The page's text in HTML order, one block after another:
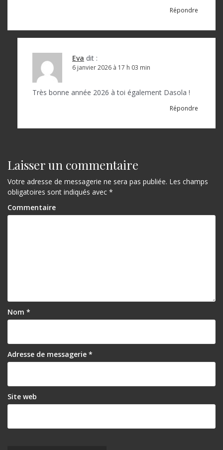
Répondre
Eva dit :
6 janvier 2026 à 17 h 03 min
Très bonne année 2026 à toi également Dasola !
Répondre
Laisser un commentaire
Votre adresse de messagerie ne sera pas publiée. Les champs
obligatoires sont indiqués avec *
Commentaire
Nom *
Adresse de messagerie *
Site web